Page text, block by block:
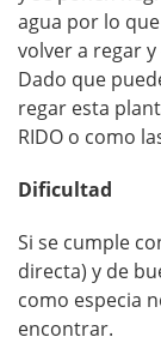
agua por lo
volver a regar
Dado que
regar esta
RIDO o como
Dificultad
Si se cumple
directa) y de
como especia
encontrar.